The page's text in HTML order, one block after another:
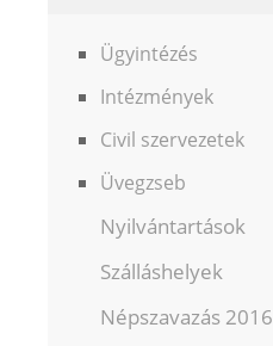
Ügyintézés
Intézmények
Civil szervezetek
Üvegzseb
Nyilvántartások
Szálláshelyek
Népszavazás 2016